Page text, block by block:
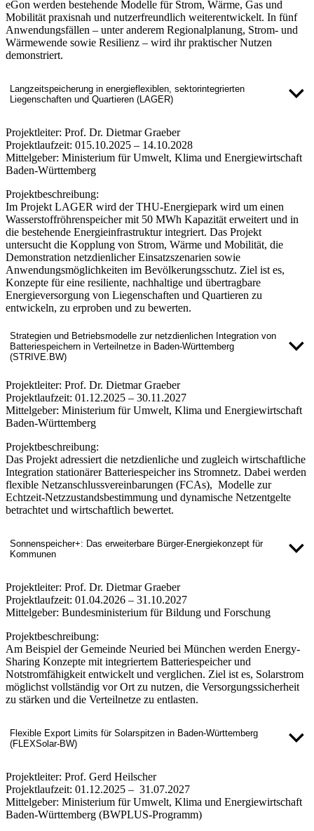
eGon werden bestehende Modelle für Strom, Wärme, Gas und
Mobilität praxisnah und nutzerfreundlich weiterentwickelt. In fünf
Anwendungsfällen – unter anderem Regionalplanung, Strom- und
Wärmewende sowie Resilienz – wird ihr praktischer Nutzen
demonstriert.
Langzeitspeicherung in energieflexiblen, sektorintegrierten
Liegenschaften und Quartieren (LAGER)
Projektleiter: Prof. Dr. Dietmar Graeber
Projektlaufzeit: 015.10.2025 – 14.10.2028
Mittelgeber: Ministerium für Umwelt, Klima und Energiewirtschaft
Baden-Württemberg
Projektbeschreibung:
Im Projekt LAGER wird der THU-Energiepark wird um einen
Wasserstoffröhrenspeicher mit 50 MWh Kapazität erweitert und in
die bestehende Energieinfrastruktur integriert. Das Projekt
untersucht die Kopplung von Strom, Wärme und Mobilität, die
Demonstration netzdienlicher Einsatzszenarien sowie
Anwendungsmöglichkeiten im Bevölkerungsschutz. Ziel ist es,
Konzepte für eine resiliente, nachhaltige und übertragbare
Energieversorgung von Liegenschaften und Quartieren zu
entwickeln, zu erproben und zu bewerten.
Strategien und Betriebsmodelle zur netzdienlichen Integration von
Batteriespeichern in Verteilnetze in Baden-Württemberg
(STRIVE.BW)
Projektleiter: Prof. Dr. Dietmar Graeber
Projektlaufzeit: 01.12.2025 – 30.11.2027
Mittelgeber: Ministerium für Umwelt, Klima und Energiewirtschaft
Baden-Württemberg
Projektbeschreibung:
Das Projekt adressiert die netzdienliche und zugleich wirtschaftliche
Integration stationärer Batteriespeicher ins Stromnetz. Dabei werden
flexible Netzanschlussvereinbarungen (FCAs), Modelle zur
Echtzeit-Netzzustandsbestimmung und dynamische Netzentgelte
betrachtet und wirtschaftlich bewertet.
Sonnenspeicher+: Das erweiterbare Bürger-Energiekonzept für
Kommunen
Projektleiter: Prof. Dr. Dietmar Graeber
Projektlaufzeit: 01.04.2026 – 31.10.2027
Mittelgeber: Bundesministerium für Bildung und Forschung
Projektbeschreibung:
Am Beispiel der Gemeinde Neuried bei München werden Energy-
Sharing Konzepte mit integriertem Batteriespeicher und
Notstromfähigkeit entwickelt und verglichen. Ziel ist es, Solarstrom
möglichst vollständig vor Ort zu nutzen, die Versorgungssicherheit
zu stärken und die Verteilnetze zu entlasten.
Flexible Export Limits für Solarspitzen in Baden-Württemberg
(FLEXSolar-BW)
Projektleiter: Prof. Gerd Heilscher
Projektlaufzeit: 01.12.2025 – 31.07.2027
Mittelgeber: Ministerium für Umwelt, Klima und Energiewirtschaft
Baden-Württemberg (BWPLUS-Programm)